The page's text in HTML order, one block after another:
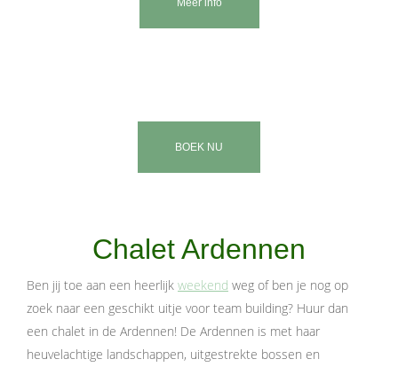
BOEK NU
Chalet Ardennen
Ben jij toe aan een heerlijk weekend weg of ben je nog op
zoek naar een geschikt uitje voor team building? Huur dan
een chalet in de Ardennen! De Ardennen is met haar
heuvelachtige landschappen, uitgestrekte bossen en